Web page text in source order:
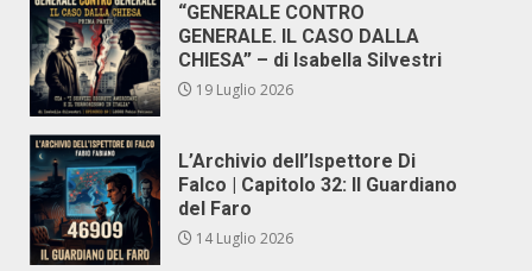
“GENERALE CONTRO
GENERALE. IL CASO DALLA
CHIESA” – di Isabella Silvestri
19 Luglio 2026
L’Archivio dell’Ispettore Di
Falco | Capitolo 32: Il Guardiano
del Faro
14 Luglio 2026